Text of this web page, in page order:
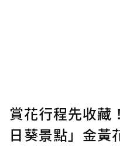
賞花行程先收藏
日葵景點」金黃